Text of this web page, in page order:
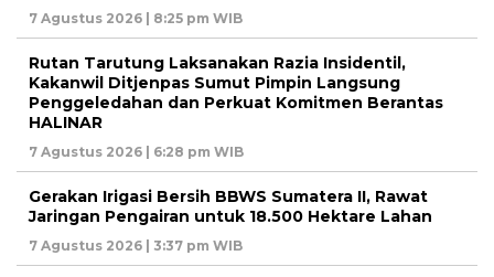
7 Agustus 2026 | 8:25 pm WIB
Rutan Tarutung Laksanakan Razia Insidentil,
Kakanwil Ditjenpas Sumut Pimpin Langsung
Penggeledahan dan Perkuat Komitmen Berantas
HALINAR
7 Agustus 2026 | 6:28 pm WIB
Gerakan Irigasi Bersih BBWS Sumatera II, Rawat
Jaringan Pengairan untuk 18.500 Hektare Lahan
7 Agustus 2026 | 3:37 pm WIB